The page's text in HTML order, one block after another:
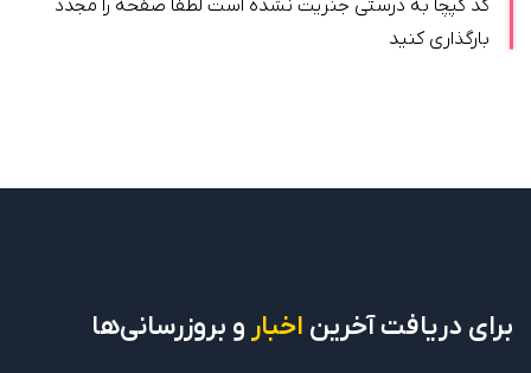
کد کپچا به درستی جنریت نشده است لطفا صفحه را مجدد
بارگذاری کنید
برای دریافتآخرین اخبار و بروزرسانی‌ها